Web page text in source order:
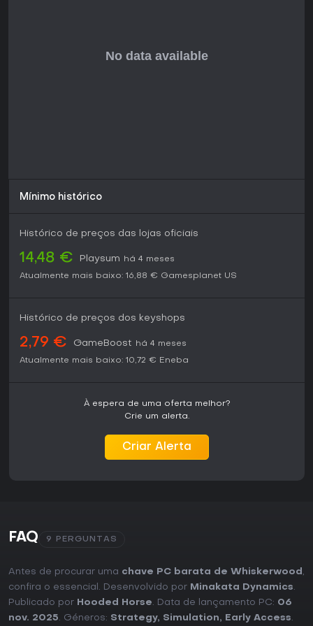
Se você curte simulações estratégicas com automação,
Mínimo histórico
Histórico de preços das lojas oficiais
14,48 € Playsum
há 4 meses
Atualmente mais baixo: 16,88 € Gamesplanet US
Histórico de preços dos keyshops
2,79 € GameBoost
há 4 meses
Atualmente mais baixo: 10,72 € Eneba
À espera de uma oferta melhor?
Crie um alerta.
Criar Alerta
FAQ 9 PERGUNTAS
Antes de procurar uma chave PC barata de Whiskerwood ,
confira o essencial. Desenvolvido por Minakata Dynamics.
Publicado por Hooded Horse. Data de lançamento PC: 06
nov. 2025. Géneros: Strategy, Simulation, Early Access.